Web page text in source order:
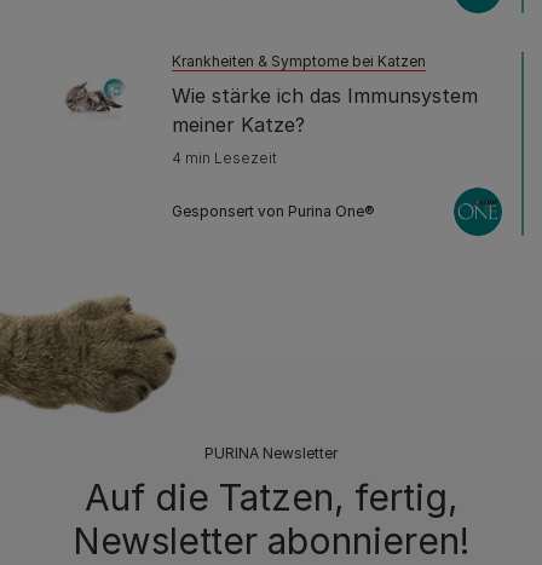
Krankheiten & Symptome bei Katzen
Wie stärke ich das Immunsystem
meiner Katze?
4 min Lesezeit
Gesponsert von Purina One®
PURINA Newsletter
Auf die Tatzen, fertig,
Newsletter abonnieren!